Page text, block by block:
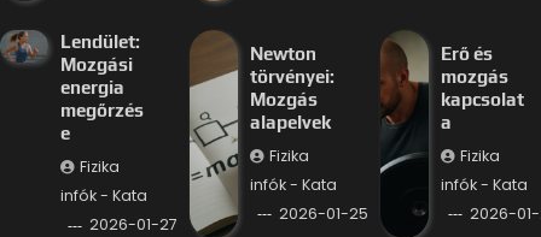
Lendület:
Mozgási
energia
megőrzés
e
Fizika
infók - Kata
2026-01-27
Newton
törvényei:
Mozgás
alapelvek
Fizika
infók - Kata
2026-01-25
Erő és
mozgás
kapcsolat
a
Fizika
infók - Kata
2026-